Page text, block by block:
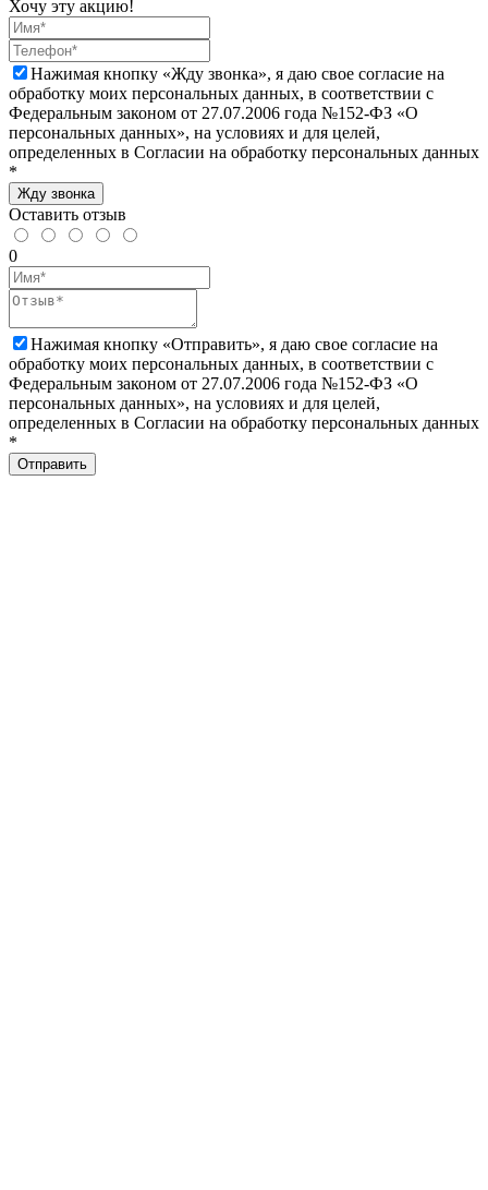
Хочу эту акцию!
Нажимая кнопку «Жду звонка», я даю свое согласие на
обработку моих персональных данных, в соответствии с
Федеральным законом от 27.07.2006 года №152-ФЗ «О
персональных данных», на условиях и для целей,
определенных в Согласии на обработку персональных данных
*
Жду звонка
Оставить отзыв
0
Нажимая кнопку «Отправить», я даю свое согласие на
обработку моих персональных данных, в соответствии с
Федеральным законом от 27.07.2006 года №152-ФЗ «О
персональных данных», на условиях и для целей,
определенных в Согласии на обработку персональных данных
*
Отправить